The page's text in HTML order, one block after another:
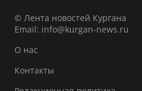
© Лента новостей Кургана
Email: info@kurgan-news.ru
О нас
Контакты